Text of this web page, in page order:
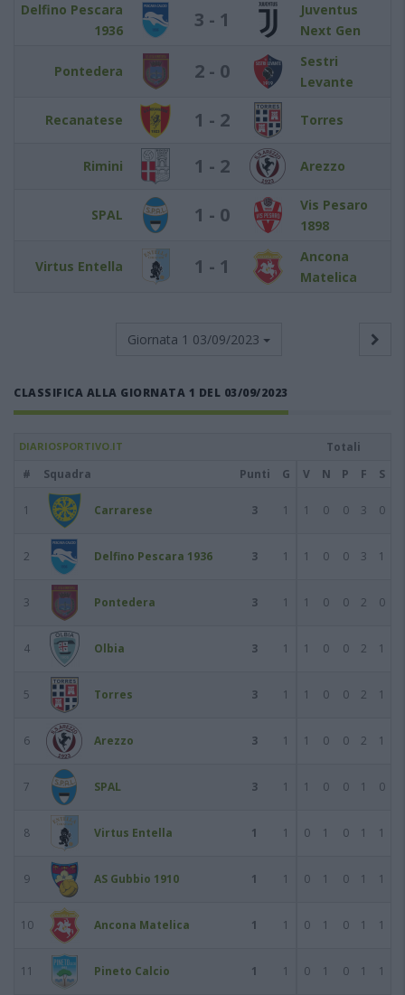
Delfino Pescara
1936
3 - 1
Juventus
Next Gen
Pontedera 2 - 0
Sestri
Levante
Recanatese 1 - 2 Torres
Rimini 1 - 2 Arezzo
SPAL 1 - 0
Vis Pesaro
1898
Virtus Entella 1 - 1
Ancona
Matelica
Giornata 1 03/09/2023
CLASSIFICA ALLA GIORNATA 1 DEL 03/09/2023
DIARIOSPORTIVO.IT
Totali
#
Squadra Punti G V N P F S
1 Carrarese 3 1 1 0 0 3 0
2 Delfino Pescara 1936 3 1 1 0 0 3 1
3 Pontedera 3 1 1 0 0 2 0
4 Olbia 3 1 1 0 0 2 1
5 Torres 3 1 1 0 0 2 1
6 Arezzo 3 1 1 0 0 2 1
7 SPAL 3 1 1 0 0 1 0
8 Virtus Entella 1 1 0 1 0 1 1
9 AS Gubbio 1910 1 1 0 1 0 1 1
10 Ancona Matelica 1 1 0 1 0 1 1
11 Pineto Calcio 1 1 0 1 0 1 1